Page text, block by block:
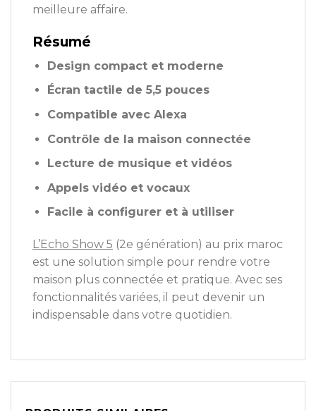
meilleure affaire.
Résumé
Design compact et moderne
Écran tactile de 5,5 pouces
Compatible avec Alexa
Contrôle de la maison connectée
Lecture de musique et vidéos
Appels vidéo et vocaux
Facile à configurer et à utiliser
L’Echo Show 5 (2e génération) au prix maroc
est une solution simple pour rendre votre
maison plus connectée et pratique. Avec ses
fonctionnalités variées, il peut devenir un
indispensable dans votre quotidien.